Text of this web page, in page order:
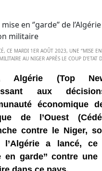
CE MARDI 1ER AOÛT 2023, UNE ‘’MISE
AU NIGER APRÈS LE COUP D'ETAT
Algérie (Top
aux
économique
de l’Ouest
contre le Niger,
l’Algérie a lancé,
en garde’’ contre